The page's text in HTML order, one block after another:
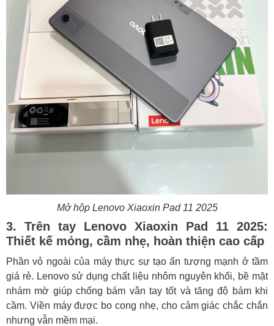
Mở hộp Lenovo Xiaoxin Pad 11 2025
3. Trên tay Lenovo Xiaoxin Pad 11 2025:
Thiết kế mỏng, cầm nhẹ, hoàn thiện cao cấp
Phần vỏ ngoài của máy thực sự tạo ấn tượng mạnh ở tầm
giá rẻ. Lenovo sử dụng chất liệu nhôm nguyên khối, bề mặt
nhám mờ giúp chống bám vân tay tốt và tăng độ bám khi
cầm. Viền máy được bo cong nhẹ, cho cảm giác chắc chắn
nhưng vẫn mềm mại.